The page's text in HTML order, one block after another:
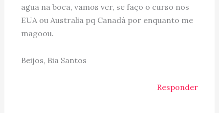
agua na boca, vamos ver, se faço o curso nos
EUA ou Australia pq Canadá por enquanto me
magoou.
Beijos, Bia Santos
Responder